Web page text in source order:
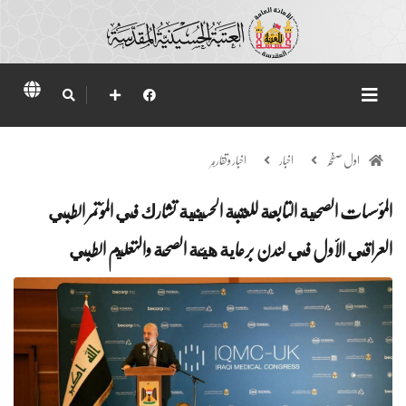
اول صفحہ اخبار اخبار وتقارير
المؤسسات الصحية التابعة للعتبة الحسينية تشارك في المؤتمر الطبي
العراقي الأول في لندن برعاية هيئة الصحة والتعليم الطبي